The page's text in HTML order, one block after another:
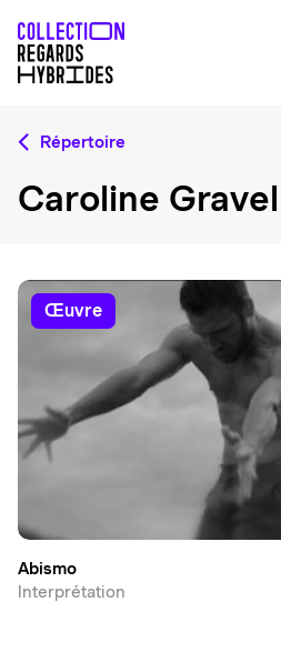
Répertoire
Caroline Gravel
œuvre
Abismo
Interprétation